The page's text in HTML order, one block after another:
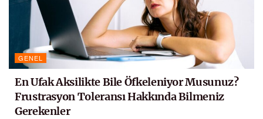
GENEL
En Ufak Aksilikte Bile Öfkeleniyor Musunuz?
Frustrasyon Toleransı Hakkında Bilmeniz
Gerekenler